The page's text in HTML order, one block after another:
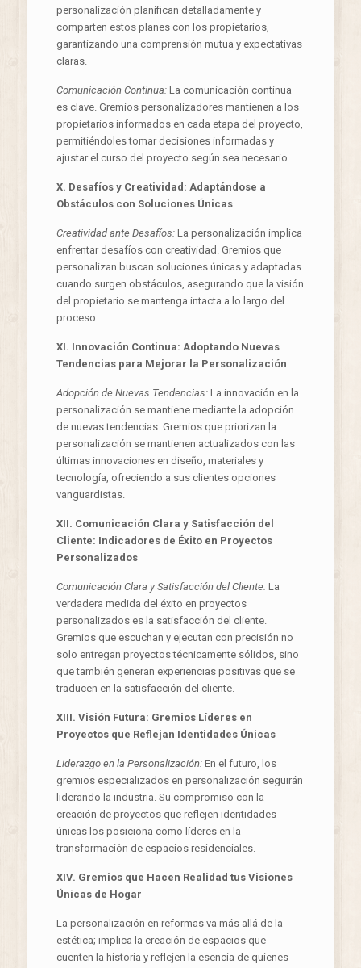
personalización planifican detalladamente y
comparten estos planes con los propietarios,
garantizando una comprensión mutua y expectativas
claras.
Comunicación Continua:La comunicación continua
es clave. Gremios personalizadores mantienen a los
propietarios informados en cada etapa del proyecto,
permitiéndoles tomar decisiones informadas y
ajustar el curso del proyecto según sea necesario.
X. Desafíos y Creatividad: Adaptándose a
Obstáculos con Soluciones Únicas
Creatividad ante Desafíos:La personalización implica
enfrentar desafíos con creatividad. Gremios que
personalizan buscan soluciones únicas y adaptadas
cuando surgen obstáculos, asegurando que la visión
del propietario se mantenga intacta a lo largo del
proceso.
XI. Innovación Continua: Adoptando Nuevas
Tendencias para Mejorar la Personalización
Adopción de Nuevas Tendencias:La innovación en la
personalización se mantiene mediante la adopción
de nuevas tendencias. Gremios que priorizan la
personalización se mantienen actualizados con las
últimas innovaciones en diseño, materiales y
tecnología, ofreciendo a sus clientes opciones
vanguardistas.
XII. Comunicación Clara y Satisfacción del
Cliente: Indicadores de Éxito en Proyectos
Personalizados
Comunicación Clara y Satisfacción del Cliente:La
verdadera medida del éxito en proyectos
personalizados es la satisfacción del cliente.
Gremios que escuchan y ejecutan con precisión no
solo entregan proyectos técnicamente sólidos, sino
que también generan experiencias positivas que se
traducen en la satisfacción del cliente.
XIII. Visión Futura: Gremios Líderes en
Proyectos que Reflejan Identidades Únicas
Liderazgo en la Personalización:En el futuro, los
gremios especializados en personalización seguirán
liderando la industria. Su compromiso con la
creación de proyectos que reflejen identidades
únicas los posiciona como líderes en la
transformación de espacios residenciales.
XIV. Gremios que Hacen Realidad tus Visiones
Únicas de Hogar
La personalización en reformas va más allá de la
estética; implica la creación de espacios que
cuenten la historia y reflejen la esencia de quienes